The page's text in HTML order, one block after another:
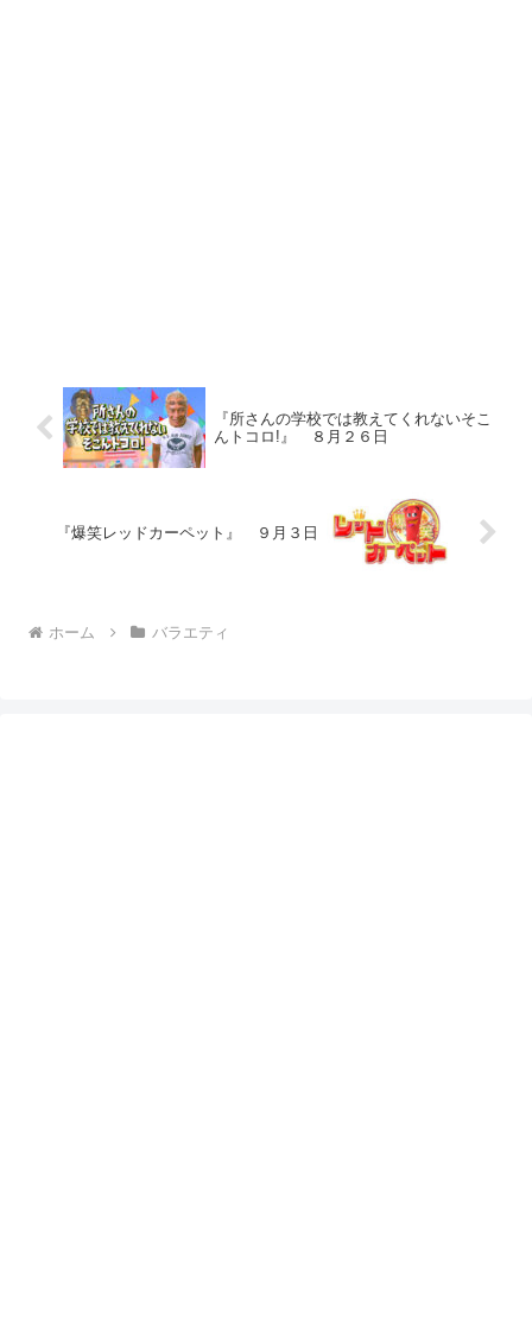
『所さんの学校では教えてくれないそこ
んトコロ!』 ８月２６日
『爆笑レッドカーペット』 ９月３日
ホーム バラエティ